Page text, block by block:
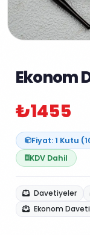
Ekonom
₺1455
Fiyat: 1 Kutu
KDV Dahil
Davetiyeler
Ekonom